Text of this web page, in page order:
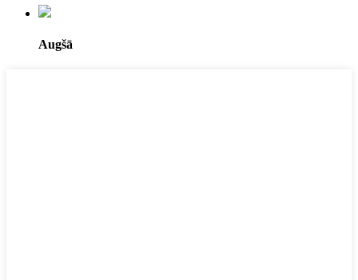
Augšā